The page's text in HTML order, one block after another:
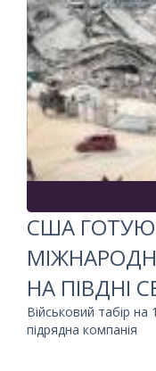
США
НА ПІВДНІ
Військовий табір на
підрядна компанія